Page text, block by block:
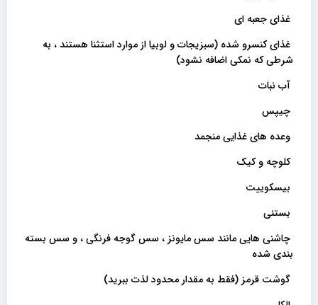
غذای جعبه ای
غذای کنسرو شده (سبزیجات و لوبیا از موارد استثنا هستند ، به
شرطی که نمکی اضافه نشود)
آب نبات
چیپس
وعده های غذایی منجمد
کلوچه و کیک
بیسکوییت
بستنی
چاشنی هایی مانند سس مایونز ، سس گوجه فرنگی ، و سس بسته
بندی شده
گوشت قرمز (فقط به مقدار محدود لذت ببرید)